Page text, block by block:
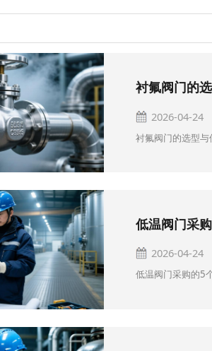
衬氟阀门的
2026-04-24
衬氟阀门的选型
低温阀门采
2026-04-24
低温阀门采购的5